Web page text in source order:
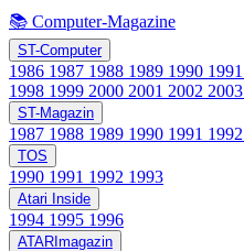
📚 Computer-Magazine
ST-Computer
1986 1987 1988 1989 1990 1991
1998 1999 2000 2001 2002 2003
ST-Magazin
1987 1988 1989 1990 1991 1992
TOS
1990 1991 1992 1993
Atari Inside
1994 1995 1996
ATARImagazin